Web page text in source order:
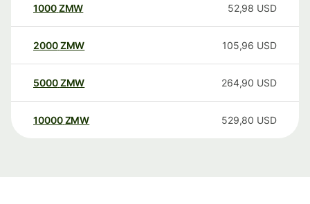
1000ZMW 52,98 USD
2000ZMW 105,96 USD
5000ZMW 264,90 USD
10000 ZMW 529,80 USD